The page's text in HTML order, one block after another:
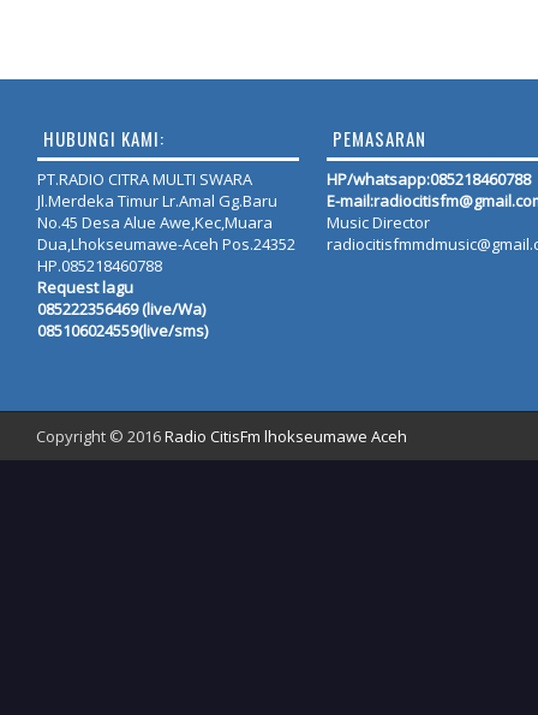
HUBUNGI KAMI:
PT.RADIO CITRA MULTI SWARA
Jl.Merdeka Timur Lr.Amal Gg.Baru
No.45 Desa Alue Awe,Kec,Muara
Dua,Lhokseumawe-Aceh Pos.24352
HP.085218460788
Request lagu
085222356469 (live/Wa)
085106024559(live/sms)
PEMASARAN
HP/whatsapp:085218460788
E-
Music Director
Copyright © 2016Radio CitisFm lhokseumawe Aceh